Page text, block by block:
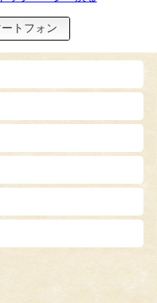
トフォン